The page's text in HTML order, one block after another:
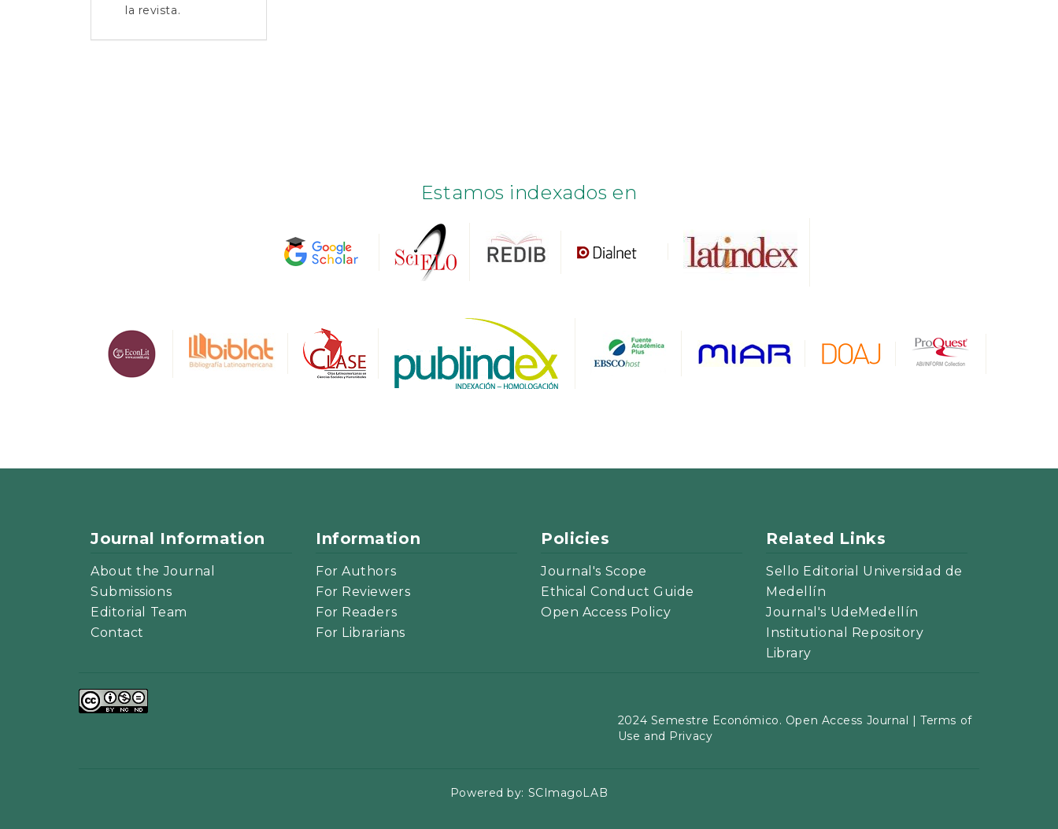
la revista.
Estamos indexados en
Journal Information
About the Journal
Submissions
Editorial Team
Contact
Information
For Authors
For Reviewers
For Readers
For Librarians
Policies
Journal's Scope
Ethical Conduct Guide
Open Access Policy
Related Links
Sello Editorial Universidad de
Medellín
Journal's UdeMedellín
Institutional Repository
Library
2024 Semestre Económico. Open Access Journal |Terms of
Use and Privacy
Powered by: SCImagoLAB